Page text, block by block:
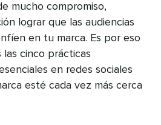
mucho compromiso,
lograr que las audiencias
en tu marca. Es por eso
cinco prácticas
en redes sociales
esté cada vez más cerca